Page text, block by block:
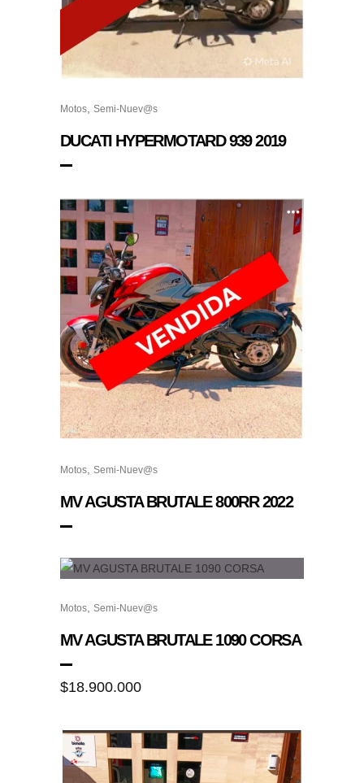
Motos Semi-Nuev@s
DUCATI HYPERMOTARD 939 2019
Motos Semi-Nuev@s
MV AGUSTA BRUTALE 800RR 2022
Motos Semi-Nuev@s
MV AGUSTA BRUTALE 1090 CORSA
$18.900.000